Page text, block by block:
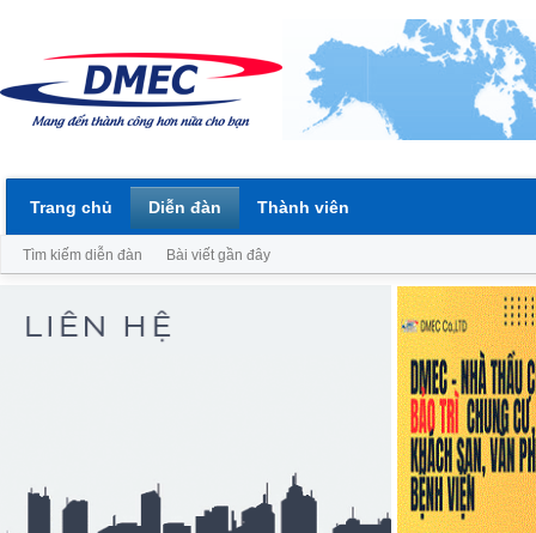
Trang chủ Diễn đàn
Tìm kiếm diễn đàn Bài viết gần đây
Thành viên